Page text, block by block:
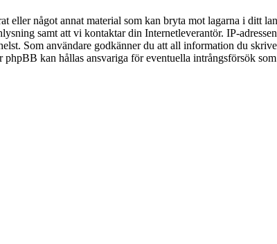
något annat material som kan bryta mot lagarna i ditt
samt att vi kontaktar din Internetleverantör. IP-
Som användare godkänner du att all information du
kan hållas ansvariga för eventuella intrångsförsök